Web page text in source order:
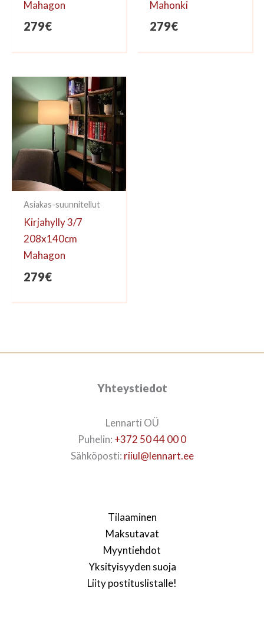
Mahagon
279€
Mahonki
279€
Asiakas-suunnitellut
Kirjahylly 3/7
208x140cm
Mahagon
279€
Yhteystiedot
Lennarti OÜ
Puhelin: +372 50 44 00 0
Sähköposti: riiul@lennart.ee
Tilaaminen
Maksutavat
Myyntiehdot
Yksityisyyden suoja
Liity postituslistalle!